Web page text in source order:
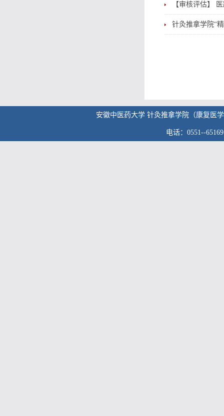
【审核评估】
针灸推拿学院“
安徽中医药大学 针灸推拿学院（康复医
电话：0551--